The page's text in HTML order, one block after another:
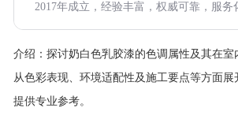
2017年成立，经验丰富，权威可靠，服务
介绍： 探讨奶白色乳胶漆的色调属性及其在室
从色彩表现、环境适配性及施工要点等方面
提供专业参考。